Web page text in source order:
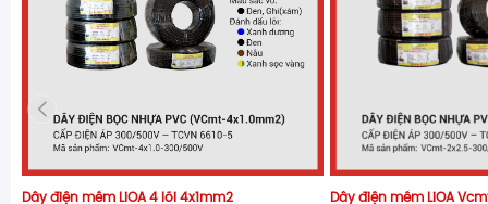
Dây điện mềm LiOA 4 lõi 4x1mm2 Dây điện mềm LiOA